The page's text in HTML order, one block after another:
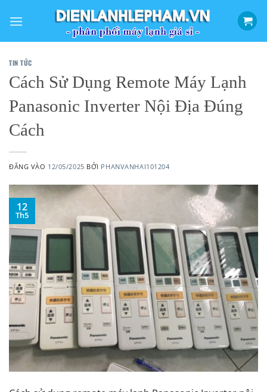
qua
TIN TỨC
Cách Sử Dụng Remote Máy Lạnh
Panasonic Inverter Nội Địa Đúng
Cách
ĐĂNG VÀO 12/05/2025 BỞI PHANVANHAI101204
12
Th5